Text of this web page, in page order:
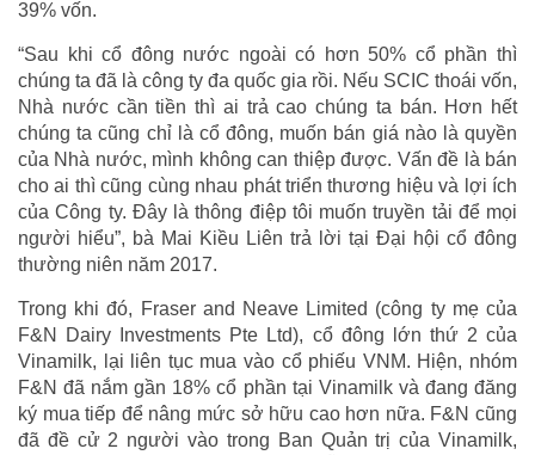
39% vốn.
“Sau khi cổ đông nước ngoài có hơn 50% cổ phần thì
chúng ta đã là công ty đa quốc gia rồi. Nếu SCIC thoái vốn,
Nhà nước cần tiền thì ai trả cao chúng ta bán. Hơn hết
chúng ta cũng chỉ là cổ đông, muốn bán giá nào là quyền
của Nhà nước, mình không can thiệp được. Vấn đề là bán
cho ai thì cũng cùng nhau phát triển thương hiệu và lợi ích
của Công ty. Đây là thông điệp tôi muốn truyền tải để mọi
người hiểu”, bà Mai Kiều Liên trả lời tại Đại hội cổ đông
thường niên năm 2017.
Trong khi đó, Fraser and Neave Limited (công ty mẹ của
F&N Dairy Investments Pte Ltd), cổ đông lớn thứ 2 của
Vinamilk, lại liên tục mua vào cổ phiếu VNM. Hiện, nhóm
F&N đã nắm gần 18% cổ phần tại Vinamilk và đang đăng
ký mua tiếp để nâng mức sở hữu cao hơn nữa. F&N cũng
đã đề cử 2 người vào trong Ban Quản trị của Vinamilk,